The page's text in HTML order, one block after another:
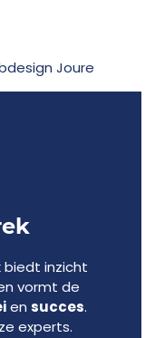
Joure
biedt inzicht
vormt de
en succes.
experts.